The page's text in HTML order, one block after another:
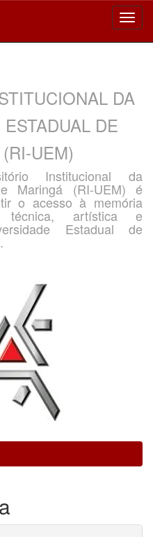
DA
DE
UEM)
Institucional da
Maringá (RI-UEM) é
o acesso à memória
técnica, artística e
Estadual de